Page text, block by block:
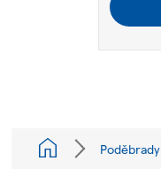
Poděbrady